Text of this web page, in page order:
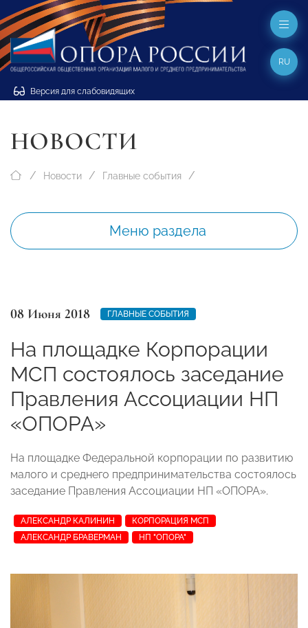
Версия для слабовидящих
RU
НОВОСТИ
Новости Главные события
Меню раздела
08 Июня 2018 ГЛАВНЫЕ СОБЫТИЯ
На площадке Корпорации
МСП состоялось заседание
Правления Ассоциации НП
«ОПОРА»
На площадке Федеральной корпорации по развитию
малого и среднего предпринимательства состоялось
заседание Правления Ассоциации НП «ОПОРА».
АЛЕКСАНДР КАЛИНИН
КОРПОРАЦИЯ МСП
АЛЕКСАНДР БРАВЕРМАН
НП "ОПОРА"